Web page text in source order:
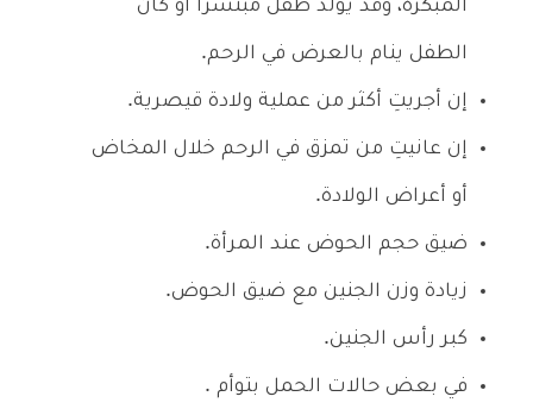
المبكرة، وقد يولد طفل مبتسراً أو كان
الطفل ينام بالعرض في الرحم.
إن أجريتِ أكثر من عملية ولادة قيصرية.
إن عانيتِ من تمزق في الرحم خلال المخاض
أو أعراض الولادة.
ضيق حجم الحوض عند المرأة.
زيادة وزن الجنين مع ضيق الحوض.
كبر رأس الجنين.
في بعض حالات الحمل بتوأم .